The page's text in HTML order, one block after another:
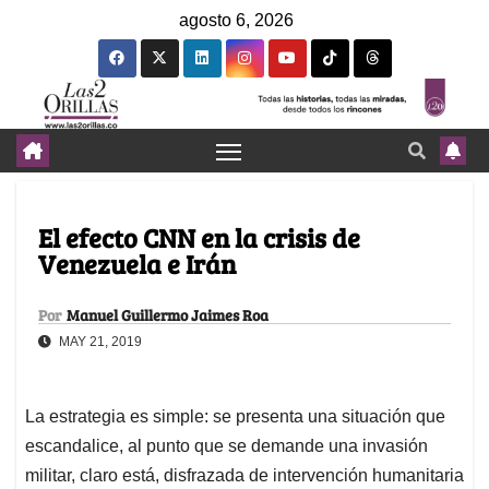
agosto 6, 2026
El efecto CNN en la crisis de
Venezuela e Irán
Por Manuel Guillermo Jaimes Roa
MAY 21, 2019
La estrategia es simple: se presenta una situación que
escandalice, al punto que se demande una invasión
militar, claro está, disfrazada de intervención humanitaria